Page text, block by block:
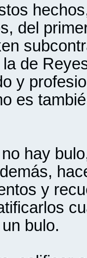
del
de
y
es
hay
y
bulo.